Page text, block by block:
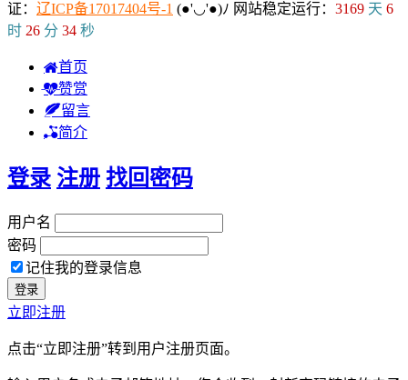
证： 辽ICP备17017404号-1 (●'◡'●)ﾉ 网站稳定运行： 3169 天 6
时 26 分 34 秒
首页
赞赏
留言
简介
登录 注册 找回密码
用户名
密码
记住我的登录信息
立即注册
点击“立即注册”转到用户注册页面。